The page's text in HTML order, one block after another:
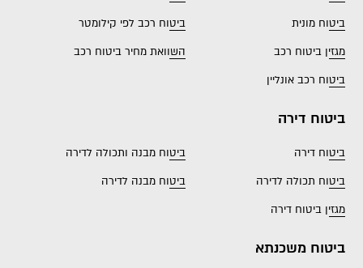
ביטוח מונית
ביטוח רכב לפי קילומטר
מגזין ביטוח רכב
השוואת מחיר ביטוח רכב
ביטוח רכב אונליין
ביטוח דירה
ביטוח דירה
ביטוח מבנה ותכולה לדירה
ביטוח תכולה לדירה
ביטוח מבנה לדירה
מגזין ביטוח דירה
ביטוח משכנתא